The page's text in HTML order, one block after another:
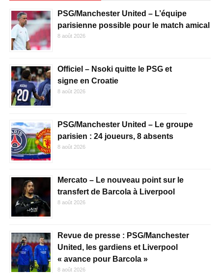
PSG/Manchester United – L’équipe
parisienne possible pour le match amical
8 août 2026
Officiel – Nsoki quitte le PSG et
signe en Croatie
8 août 2026
PSG/Manchester United – Le groupe
parisien : 24 joueurs, 8 absents
8 août 2026
Mercato – Le nouveau point sur le
transfert de Barcola à Liverpool
8 août 2026
Revue de presse : PSG/Manchester
United, les gardiens et Liverpool
« avance pour Barcola »
8 août 2026